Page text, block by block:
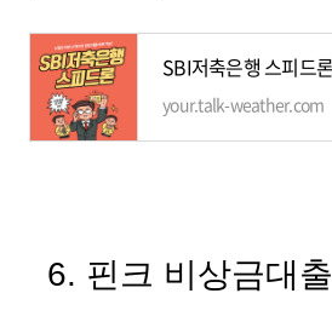
your.talk-weather.com
6. 핀크 비상금대출